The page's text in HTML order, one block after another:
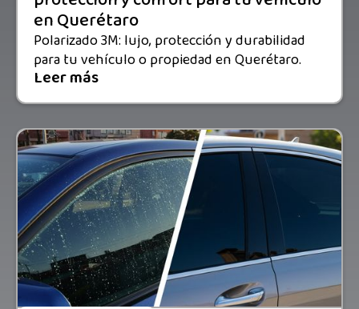
en Querétaro
Polarizado 3M: lujo, protección y durabilidad
para tu vehículo o propiedad en Querétaro.
Leer más